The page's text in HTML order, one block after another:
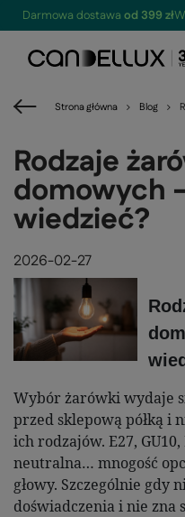
Darmowa dostawa od 399 zł
Strona główna Blog
Rodzaje
domowych
wiedzieć?
2026-02-27
Wybór żarówki wydaje
przed sklepową półką i
ich rodzajów. E27,
neutralna… mnogość
głowy. Szczególnie gdy
doświadczenia i nie zna